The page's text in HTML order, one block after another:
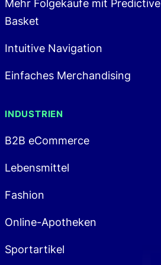
Mehr Folgekäufe mit Predictive
Basket
Intuitive Navigation
Einfaches Merchandising
INDUSTRIEN
B2B eCommerce
Lebensmittel
Fashion
Online-Apotheken
Sportartikel